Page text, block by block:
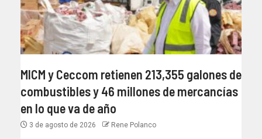
MICM y Ceccom retienen 213,355 galones de
combustibles y 46 millones de mercancías
en lo que va de año
3 de agosto de 2026 Rene Polanco